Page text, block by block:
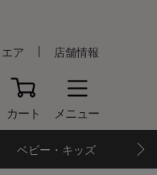
ア 店舗情報
カート メニュー
ベビー・キッズ